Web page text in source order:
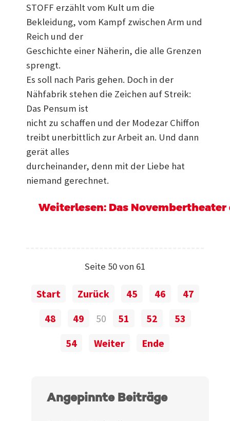
STOFF erzählt vom Kult um die
Bekleidung, vom Kampf zwischen Arm und
Reich und der
Geschichte einer Näherin, die alle Grenzen
sprengt.
Es soll nach Paris gehen. Doch in der
Nähfabrik stehen die Zeichen auf Streik:
Das Pensum ist
nicht zu schaffen und der Modezar Chiffon
treibt unerbittlich zur Arbeit an. Und dann
gerät alles
durcheinander, denn mit der Liebe hat
niemand gerechnet.
Weiterlesen: Das
Seite 50 von 61
Start Zurück 45 46
47
48
49 50 51 52
53
54
Weiter Ende
Angepinnte Beiträge